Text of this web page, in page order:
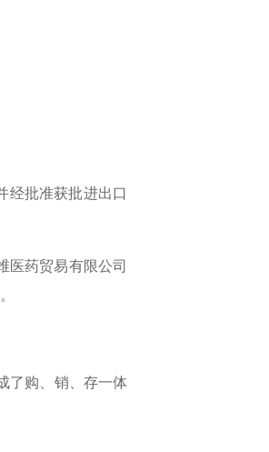
经批准获批进出口
药贸易有限公司
国。
了购、销、存一体